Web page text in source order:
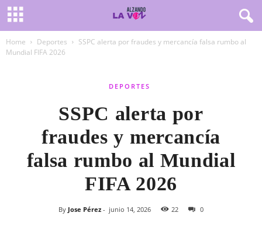
Home Deportes
SSPC alerta por fraudes y mercancía falsa rumbo al
Mundial FIFA 2026
DEPORTES
SSPC alerta por
fraudes y mercancía
falsa rumbo al Mundial
FIFA 2026
By Jose Pérez - junio 14, 2026 22 0